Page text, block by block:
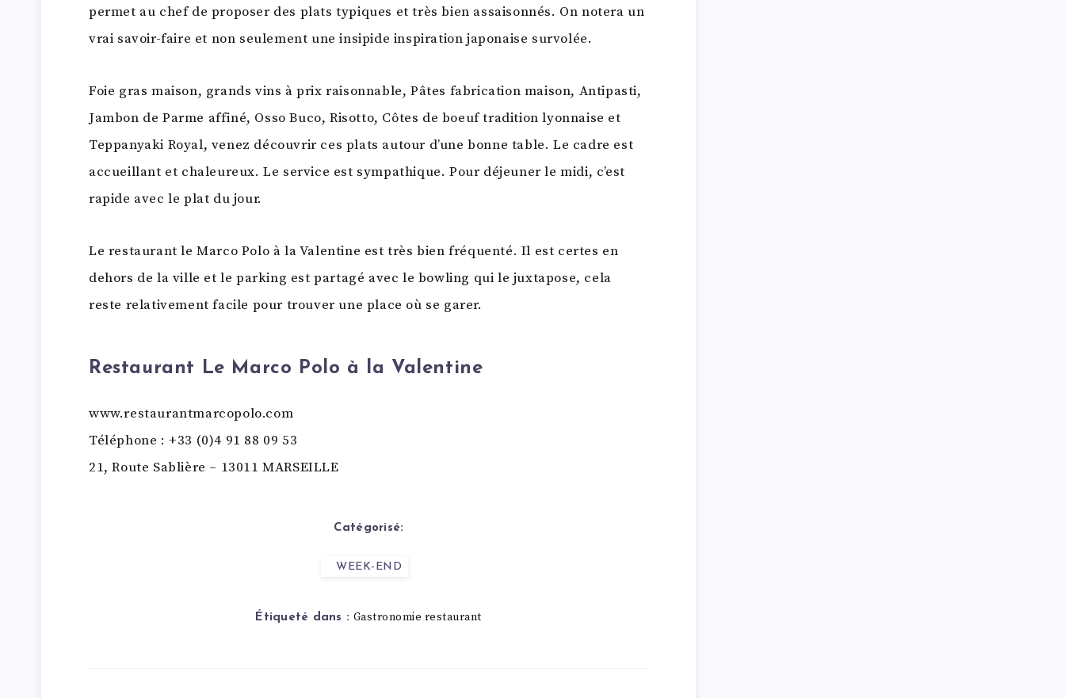
permet au chef de proposer des plats typiques et très bien assaisonnés. On notera un
vrai savoir-faire et non seulement une insipide inspiration japonaise survolée.
Foie gras maison, grands vins à prix raisonnable, Pâtes fabrication maison, Antipasti,
Jambon de Parme affiné, Osso Buco, Risotto, Côtes de boeuf tradition lyonnaise et
Teppanyaki Royal, venez découvrir ces plats autour d’une bonne table. Le cadre est
accueillant et chaleureux. Le service est sympathique. Pour déjeuner le midi, c’est
rapide avec le plat du jour.
Le restaurant le Marco Polo à la Valentine est très bien fréquenté. Il est certes en
dehors de la ville et le parking est partagé avec le bowling qui le juxtapose, cela
reste relativement facile pour trouver une place où se garer.
Restaurant Le Marco Polo à la Valentine
www.restaurantmarcopolo.com
Téléphone : +33 (0)4 91 88 09 53
21, Route Sablière – 13011 MARSEILLE
Catégorisé:
WEEK-END
Étiqueté dans : Gastronomie restaurant